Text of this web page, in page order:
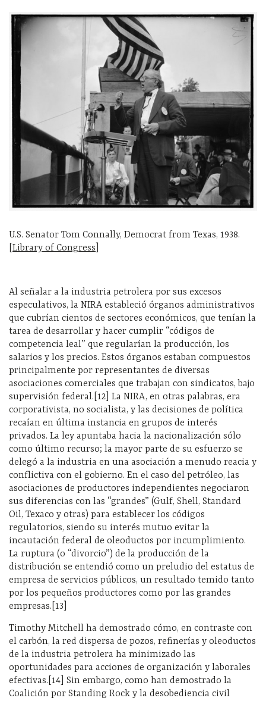
U.S. Senator Tom Connally, Democrat from Texas, 1938.
Library of Congress
Al señalar a la industria petrolera por sus excesos
especulativos, la NIRA estableció órganos administrativos
que cubrían cientos de sectores económicos, que tenían la
tarea de desarrollar y hacer cumplir “códigos de
competencia leal” que regularían la producción, los
salarios y los precios. Estos órganos estaban compuestos
principalmente por representantes de diversas
asociaciones comerciales que trabajan con sindicatos, bajo
supervisión federal.[12] La NIRA, en otras palabras, era
corporativista, no socialista, y las decisiones de política
recaían en última instancia en grupos de interés
privados. La ley apuntaba hacia la nacionalización sólo
como último recurso; la mayor parte de su esfuerzo se
delegó a la industria en una asociación a menudo reacia y
conflictiva con el gobierno. En el caso del petróleo, las
asociaciones de productores independientes negociaron
sus diferencias con las “grandes” (Gulf, Shell, Standard
Oil, Texaco y otras) para establecer los códigos
regulatorios, siendo su interés mutuo evitar la
incautación federal de oleoductos por incumplimiento.
La ruptura (o “divorcio”) de la producción de la
distribución se entendió como un preludio del estatus de
empresa de servicios públicos, un resultado temido tanto
por los pequeños productores como por las grandes
empresas.[13]
Timothy Mitchell ha demostrado cómo, en contraste con
el carbón, la red dispersa de pozos, refinerías y oleoductos
de la industria petrolera ha minimizado las
oportunidades para acciones de organización y laborales
efectivas.[14] Sin embargo, como han demostrado la
Coalición por Standing Rock y la desobediencia civil